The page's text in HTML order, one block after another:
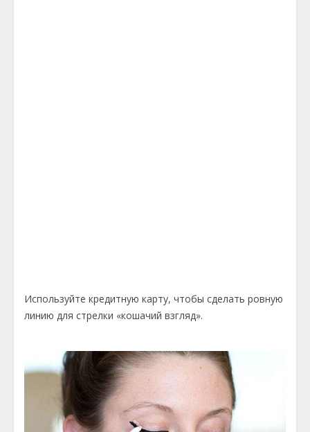
Используйте кредитную карту, чтобы сделать ровную
линию для стрелки «кошачий взгляд».